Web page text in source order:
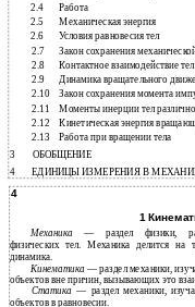
2.4
Работа
2.5
Механическая энергия
2.6
Условия равновесия тел
2.7
Закон сохранения
2.8
Контактное взаимодействие тел
2.9
Динамика вращательного
2.10
Закон сохранения момента
2.11
Моменты инерции тел
2.12
Кинетическая энергия
2.13
Работа при вращении тела
3 ОБОБЩЕНИЕ
4
ЕДИНИЦЫ ИЗМЕРЕНИЯ В
4
1
Механика— раздел физики,
физических тел. Механика делится на
динамика.
Кинематика— раздел механики,
объектов вне причин, вызывающих это
Статика— раздел механики,
объектов в равновесии.